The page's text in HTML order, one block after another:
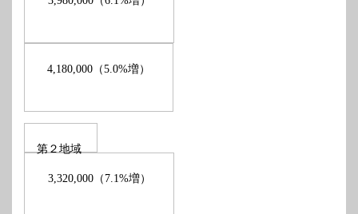
4,180,000 （5.0%増）
第２地域
3,320,000（ 7.1%増）